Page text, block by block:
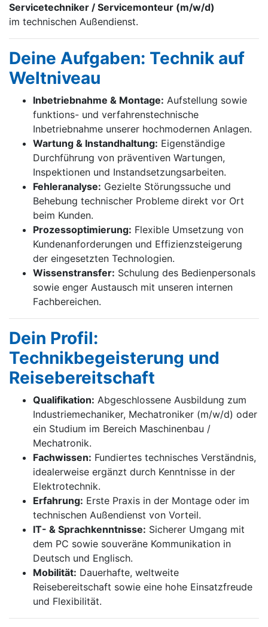
Servicetechniker / Servicemonteur (m/w/d)
im technischen Außendienst.
Deine Aufgaben: Technik auf
Weltniveau
Inbetriebnahme & Montage: Aufstellung sowie
funktions- und verfahrenstechnische
Inbetriebnahme unserer hochmodernen Anlagen.
Wartung & Instandhaltung: Eigenständige
Durchführung von präventiven Wartungen,
Inspektionen und Instandsetzungsarbeiten.
Fehleranalyse: Gezielte Störungssuche und
Behebung technischer Probleme direkt vor Ort
beim Kunden.
Prozessoptimierung: Flexible Umsetzung von
Kundenanforderungen und Effizienzsteigerung
der eingesetzten Technologien.
Wissenstransfer: Schulung des Bedienpersonals
sowie enger Austausch mit unseren internen
Fachbereichen.
Dein Profil:
Technikbegeisterung und
Reisebereitschaft
Qualifikation: Abgeschlossene Ausbildung zum
Industriemechaniker, Mechatroniker (m/w/d) oder
ein Studium im Bereich Maschinenbau /
Mechatronik.
Fachwissen: Fundiertes technisches Verständnis,
idealerweise ergänzt durch Kenntnisse in der
Elektrotechnik.
Erfahrung: Erste Praxis in der Montage oder im
technischen Außendienst von Vorteil.
IT- & Sprachkenntnisse: Sicherer Umgang mit
dem PC sowie souveräne Kommunikation in
Deutsch und Englisch.
Mobilität: Dauerhafte, weltweite
Reisebereitschaft sowie eine hohe Einsatzfreude
und Flexibilität.